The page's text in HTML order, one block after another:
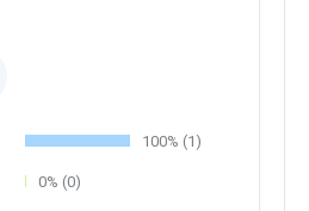
100% (1)
0% (0)